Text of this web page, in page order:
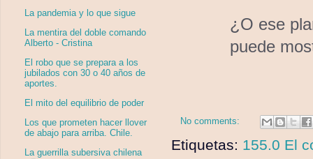
¿O ese
puede
No comments:
Etiquetas: 155.0 El
La pandemia y lo que sigue
La mentira del doble comando
Alberto - Cristina
El robo que se prepara a los
jubilados con 30 o 40 años de
aportes.
El mito del equilibrio de poder
Los que prometen hacer llover
de abajo para arriba. Chile.
La guerrilla subersiva chilena